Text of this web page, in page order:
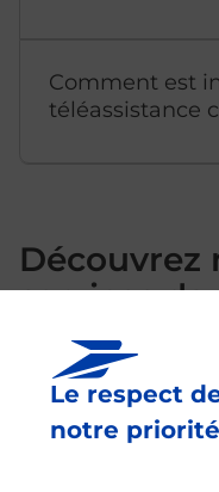
Le respect
notre priorité
Comment est
téléassistance
Découvrez
services
commune